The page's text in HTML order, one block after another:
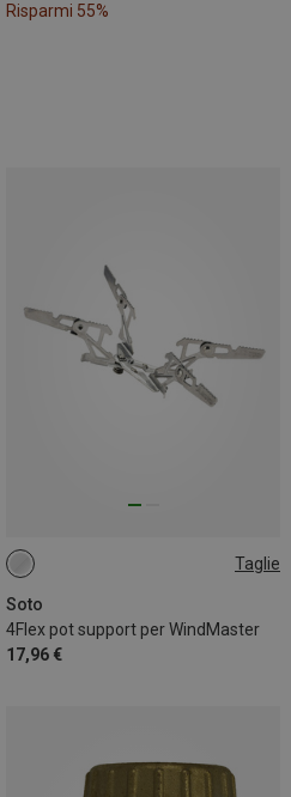
Risparmi 55%
Taglie
Soto
4Flex pot support per WindMaster
17,96 €
ONE SIZE